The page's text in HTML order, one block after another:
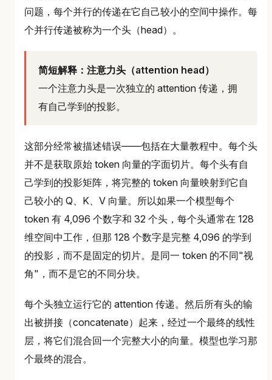
问题，每个并行的传递在它自己较小的空间中操作。每
个并行传递被称为一个头（head）。
简短解释：注意力头（attention head）
一个注意力头是一次独立的 attention 传递，拥
有自己学到的投影。
这部分经常被描述错误——包括在大量教程中。每个头
并不是获取原始 token 向量的字面切片。每个头有自
己学到的投影矩阵，将完整的 token 向量映射到它自
己较小的 Q、K、V 向量。所以如果一个模型每个
token 有 4,096 个数字和 32 个头，每个头通常在 128
维空间中工作，但那 128 个数字是完整 4,096 的学到
的投影，而不是固定的切片。是同一 token 的不同"视
角"，而不是它的不同分块。
每个头独立运行它的 attention 传递。然后所有头的输
出被拼接（concatenate）起来，经过一个最终的线性
层，将它们混合回一个完整大小的向量。模型也学习那
个最终的混合。